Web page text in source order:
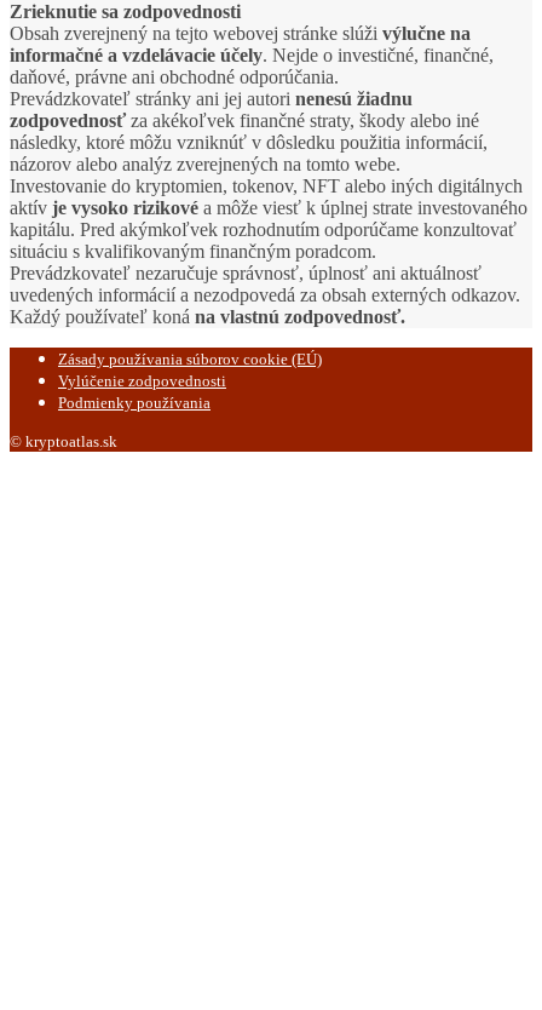
Zrieknutie sa zodpovednosti
Obsah zverejnený na tejto webovej stránke slúži výlučne na
informačné a vzdelávacie účely. Nejde o investičné, finančné,
daňové, právne ani obchodné odporúčania.
Prevádzkovateľ stránky ani jej autori nenesú žiadnu
zodpovednosťza akékoľvek finančné straty, škody alebo iné
následky, ktoré môžu vzniknúť v dôsledku použitia informácií,
názorov alebo analýz zverejnených na tomto webe.
Investovanie do kryptomien, tokenov, NFT alebo iných digitálnych
aktív je vysoko rizikové a môže viesť k úplnej strate investovaného
kapitálu. Pred akýmkoľvek rozhodnutím odporúčame konzultovať
situáciu s kvalifikovaným finančným poradcom.
Prevádzkovateľ nezaručuje správnosť, úplnosť ani aktuálnosť
uvedených informácií a nezodpovedá za obsah externých odkazov.
Každý používateľ koná na vlastnú zodpovednosť.
Zásady používania súborov cookie (EÚ)
Vylúčenie zodpovednosti
Podmienky používania
© kryptoatlas.sk